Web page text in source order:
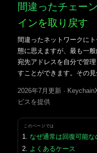
間違ったチェーン
インを取り戻す
間違ったネットワークに
態に思えますが、最も一
宛先アドレスを自分で管
すことができます。その
2026年7月更新 ·
ビスを提供
このページでは
なぜ通常は回復可能な
よくあるケース